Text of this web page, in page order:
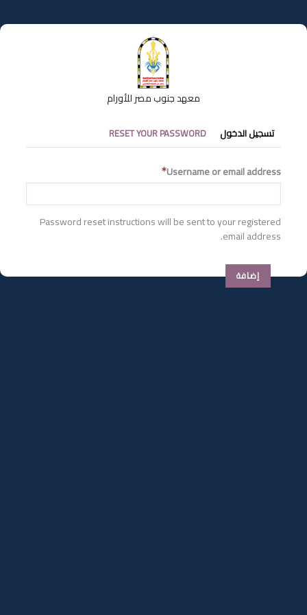
إلى
المحتوى
معهد جنوب مصر للأورام
التبويبات
الأساسية
تسجيل الدخول RESET YOUR PASSWORD
Username or email address
Password reset instructions will be sent to your registered
email address.